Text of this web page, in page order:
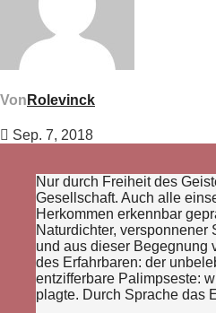
Von Rolevinck
Sep. 7, 2018
Nur durch Freiheit des
Gesellschaft. Auch alle
Herkommen erkennbar
Naturdichter,
und aus dieser Begegnung
des Erfahrbaren: der
entzifferbare Palimpseste:
plagte. Durch Sprache das